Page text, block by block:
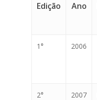
Edição Ano
1° 2006
2° 2007